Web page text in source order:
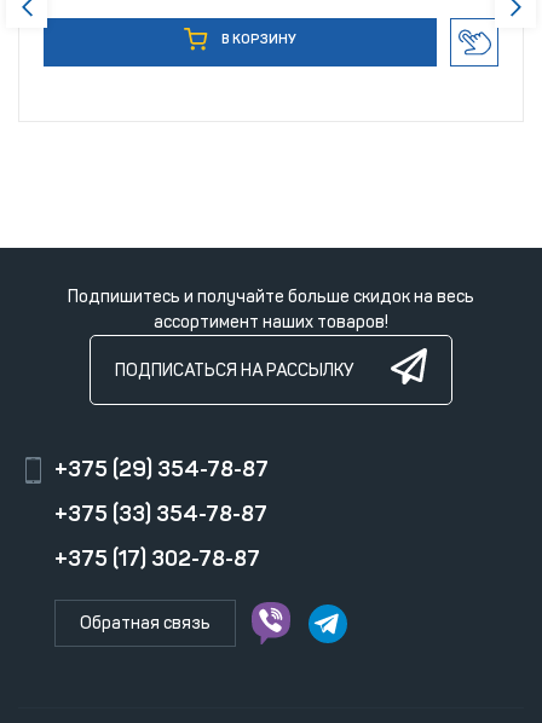
В КОРЗИНУ
Подпишитесь и получайте больше скидок на весь
ассортимент наших товаров!
ПОДПИСАТЬСЯ НА РАССЫЛКУ
+375 (29) 354-78-87
+375 (33) 354-78-87
+375 (17) 302-78-87
Обратная связь